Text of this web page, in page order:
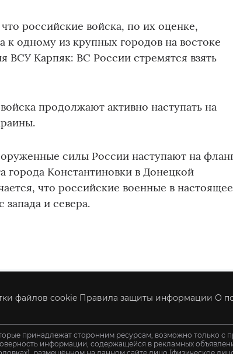
российские войска, по их оценке,
к одному из крупных городов на востоке
ВСУ Карпяк: ВС России стремятся взять
продолжают активно наступать на
силы России наступают на
города Константиновки в Донецкой
что российские военные в настоящее
и севера.
файлов cookie Правила защиты информации О
принадлежат сторонним ресурсам, возможно только с
информации, содержащейся в рекламных